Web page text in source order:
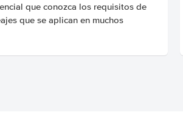
que conozca los requisitos de
que se aplican en muchos